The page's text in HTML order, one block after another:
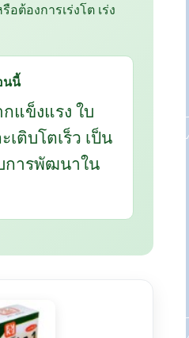
ต้องการเร่งโต เร่ง
นนี้
แข็งแรง ใบ
เติบโตเร็ว เป็น
การพัฒนาใน